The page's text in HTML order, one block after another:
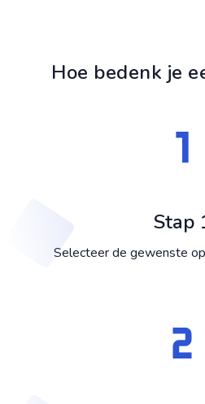
Hoe bedenk je
Stap
Selecteer de gewenste